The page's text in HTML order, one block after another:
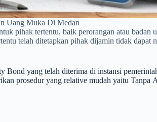
Uang Muka Di Medan
pihak tertentu, baik perorangan atau
telah ditetapkan pihak dijamin tidak
Bond yang telah diterima di instansi
yang relative mudah yaitu Tanpa